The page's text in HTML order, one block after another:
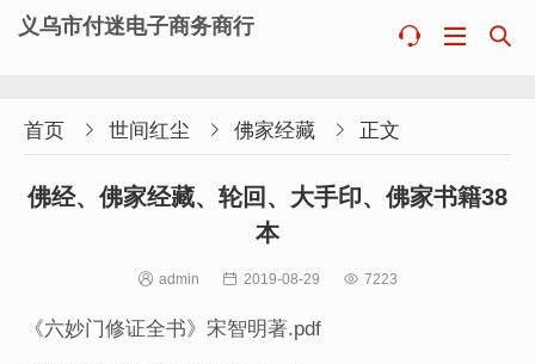
义乌市付迷电子商务商行 


首页  世间红尘  佛家经藏  正文
佛经、佛家经藏、轮回、大手印、佛家书籍38
本
 admin  2019-08-29  7223
《六妙门修证全书》宋智明著.pdf